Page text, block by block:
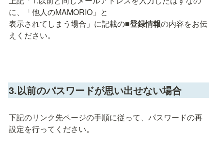
に、「他人のMAMORIO」と
表示されてしまう場合」に記載の■登録情報の内容をお伝
えください。
3.以前のパスワードが思い出せない場合
下記のリンク先ページの手順に従って、パスワードの再
設定を行ってください。